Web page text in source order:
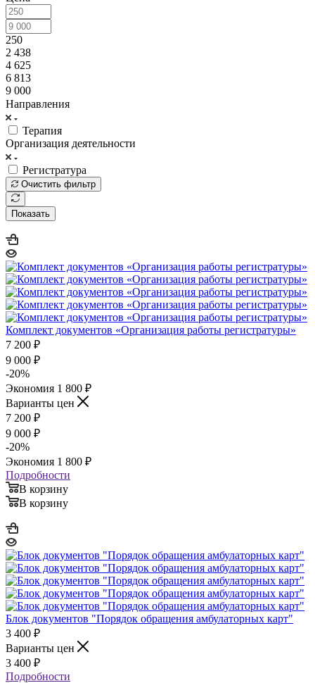
250
2 438
4 625
6 813
9 000
Направления
Терапия
Организация деятельности
Регистратура
Очистить фильтр
Показать
Комплект документов «Организация работы регистратуры»
7 200 ₽
9 000 ₽
-20%
Экономия 1 800 ₽
Варианты цен
7 200 ₽
9 000 ₽
-20%
Экономия 1 800 ₽
Подробности
В корзину
В корзину
Блок документов "Порядок обращения амбулаторных карт"
3 400 ₽
Варианты цен
3 400 ₽
Подробности